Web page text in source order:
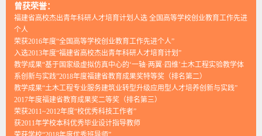
曾获荣誉：
福建省高校杰出青年科研人才培育计划人选 全国高等学校创业教育工作先进
个人
荣获2016年度“全国高等学校创业教育工作先进个人”
入选2013年度“福建省高校杰出青年科研人才培育计划”
教学成果“基于国家级虚拟仿真中心的‘一轴·两翼·四维’土木工程实验教学体
系创新与实践”2018年度福建省教育成果奖特等奖（排名第二）
教学成果“土木工程专业服务建筑业转型升级应用型人才培养创新与实践”
2017年度福建省教育成果奖二等奖（排名第三）
荣获2011~2012年度“校优秀科技工作者”
获2011年学校本科优秀毕业设计指导教师